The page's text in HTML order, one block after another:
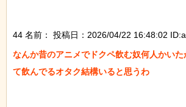
44 名前：
投稿日：2026/04/22 16:48:02
なんか昔のアニメでドクペ飲む奴何人かい
て飲んでるオタク結構いると思うわ